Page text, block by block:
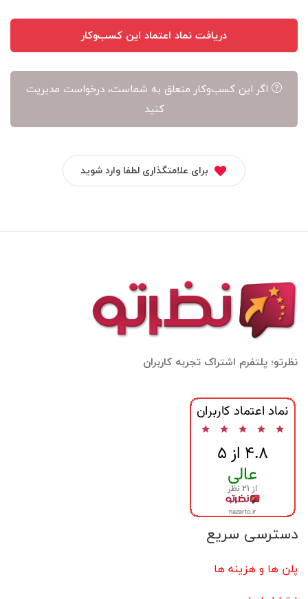
دریافت نماد اعتماد این کسب‌وکار
اگر این کسب‌وکار متعلق به شماست، درخواست مدیریت
کنید
برای علامتگذاری لطفا وارد شوید
نظرتو؛ پلتفرم اشتراک تجربه کاربران
دسترسی سریع
پلن ها و هزینه ها